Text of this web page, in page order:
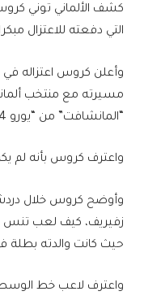
كشف الألماني توني
التي دفعته للاعتزال
وأعلن كروس اعتزاله في
مسيرته مع منتخب
“المانشافت” من “يورو 2024”.
واعترف كروس بأنه لم
وأوضح كروس خلال
زفيريف، كيف لعب تنس
حيث كانت والدته بطلة
واعترف لاعب خط